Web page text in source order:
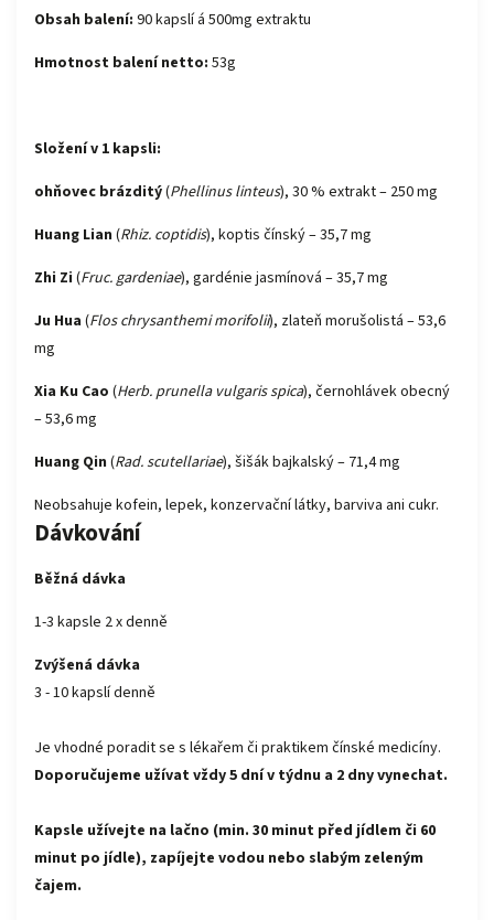
Obsah balení: 90 kapslí á 500mg extraktu
Hmotnost balení netto: 53g
Složení v 1 kapsli:
ohňovec brázditý(Phellinus linteus), 30 % extrakt – 250 mg
Huang Lian (Rhiz. coptidis), koptis čínský – 35,7 mg
Zhi Zi (Fruc. gardeniae), gardénie jasmínová – 35,7 mg
Ju Hua (Flos chrysanthemi morifolii), zlateň morušolistá – 53,6
mg
Xia Ku Cao (Herb. prunella vulgaris spica), černohlávek obecný
– 53,6 mg
Huang Qin (Rad. scutellariae), šišák bajkalský – 71,4 mg
Neobsahuje kofein, lepek, konzervační látky, barviva ani cukr.
Dávkování
Běžná dávka
1-3 kapsle 2 x denně
Zvýšená dávka
3 - 10 kapslí denně
Je vhodné poradit se s lékařem či praktikem čínské medicíny.
Doporučujeme užívat vždy 5 dní v týdnu a 2 dny vynechat.
Kapsle užívejte na lačno (min. 30 minut před jídlem či 60
minut po jídle), zapíjejte vodou nebo slabým zeleným
čajem.